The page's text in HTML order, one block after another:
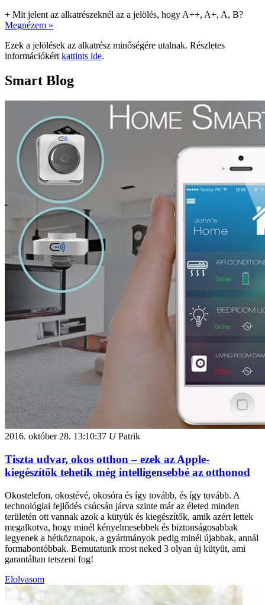
+ Mit jelent az alkatrészeknél az a jelölés, hogy A++, A+, A, B?
Megnézem »
Ezek a jelölések az alkatrész minőségére utalnak. Részletes
információkért kattints ide.
Smart Blog
2016. október 28. 13:10:37 UPatrik
Tiszta udvar, okos otthon – ezek az Apple-
kiegészítők tehetik még intelligensebbé az otthonod
Okostelefon, okostévé, okosóra és így tovább, és így tovább. A
technológiai fejlődés csúcsán járva szinte már az életed minden
területén ott vannak azok a kütyük és kiegészítők, amik azért lettek
megalkotva, hogy minél kényelmesebbek és biztonságosabbak
legyenek a hétköznapok, a gyártmányok pedig minél újabbak, annál
formabontóbbak. Bemutatunk most neked 3 olyan új kütyüt, ami
garantáltan tetszeni fog!
Elolvasom